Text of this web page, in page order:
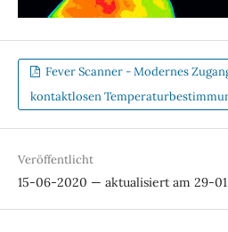
Fever Scanner - Modernes
kontaktlosen
Veröffentlicht
15-06-2020 — aktualisiert am 29-